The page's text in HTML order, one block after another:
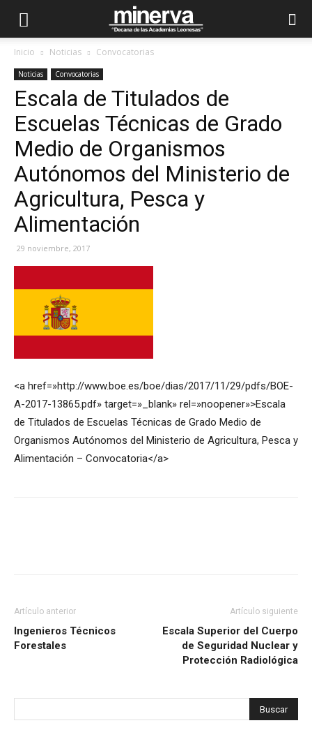
Inicio Noticias Convocatorias
Noticias Convocatorias
Escala de Titulados de
Escuelas Técnicas de Grado
Medio de Organismos
Autónomos del Ministerio de
Agricultura, Pesca y
Alimentación
29 noviembre, 2017
<a href=»http://www.boe.es/boe/dias/2017/11/29/pdfs/BOE-
A-2017-13865.pdf» target=»_blank» rel=»noopener»>Escala
de Titulados de Escuelas Técnicas de Grado Medio de
Organismos Autónomos del Ministerio de Agricultura, Pesca y
Alimentación – Convocatoria</a>
Artículo anterior
Ingenieros Técnicos
Forestales
Artículo siguiente
Escala Superior del Cuerpo
de Seguridad Nuclear y
Protección Radiológica